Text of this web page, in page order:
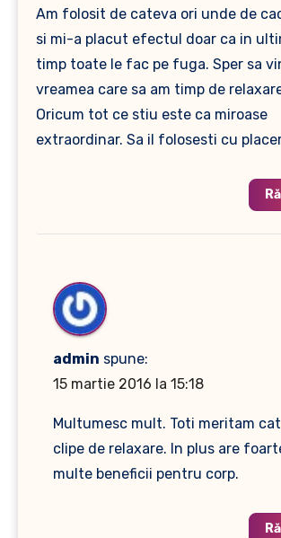
Am folosit de cateva ori unde de
si mi-a placut efectul doar ca in
timp toate le fac pe fuga. Sper sa
vreamea care sa am timp de
Oricum tot ce stiu este ca miroase
extraordinar. Sa il folosesti cu
admin spune:
15 martie 2016 la 15:18
Multumesc mult. Toti meritam
clipe de relaxare. In plus are
multe beneficii pentru corp.